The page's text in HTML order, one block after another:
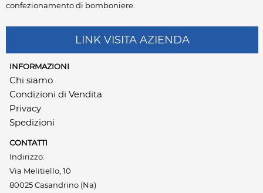
confezionamento di bomboniere.
LINK VISITA AZIENDA
INFORMAZIONI
Chi siamo
Condizioni di Vendita
Privacy
Spedizioni
CONTATTI
Indirizzo:
Via Melitiello, 10
80025 Casandrino (Na)